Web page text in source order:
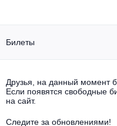
Выбрать другой город
Rap, hip-hop, RnB
Концерты на
Поэтический вечер
Все события
Билеты
Друзья, на данный момент
Если появятся свободные
на сайт.
Следите за обновлениями!